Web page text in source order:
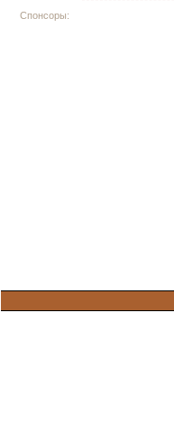
Спонсоры: